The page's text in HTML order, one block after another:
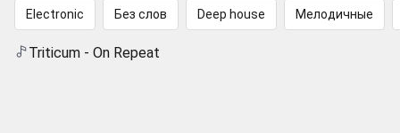
Electronic Без слов Deep house Мелодичные
Triticum - On Repeat